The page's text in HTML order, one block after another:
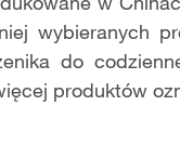
wybieranych
do
ęcej produktów